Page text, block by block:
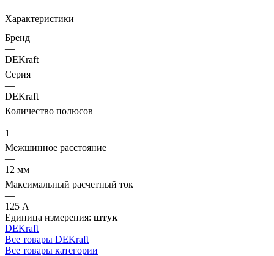
Характеристики
Бренд
—
DEKraft
Серия
—
DEKraft
Количество полюсов
—
1
Межшинное расстояние
—
12 мм
Максимальный расчетный ток
—
125 А
Единица измерения: штук
DEKraft
Все товары DEKraft
Все товары категории